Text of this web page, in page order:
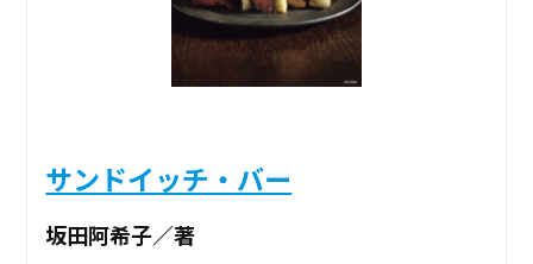
サンドイッチ・バー
坂田阿希子／著